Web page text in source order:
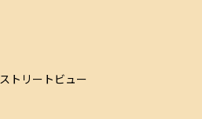
ストリートビュー